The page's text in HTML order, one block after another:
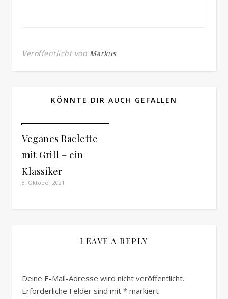
Veröffentlicht von Markus
KÖNNTE DIR AUCH GEFALLEN
Veganes Raclette
mit Grill – ein
Klassiker
8. Oktober 2021
LEAVE A REPLY
Deine E-Mail-Adresse wird nicht veröffentlicht.
Erforderliche Felder sind mit * markiert